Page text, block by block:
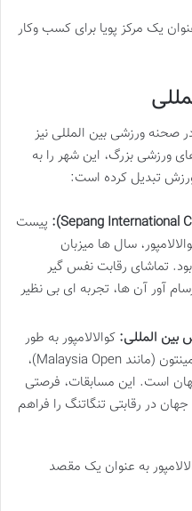
یک مرکز پویا برای کسب وکار
صحنه ورزشی بین المللی نیز
ورزشی بزرگ، این شهر را به
تبدیل کرده است:
پیست
سال ها میزبان
مسابقات هیجان انگیز فرمول ۱ بود. تماشای رقابت نفس گیر
و سرعت سرسام آور آن ها، تجربه ای بی نظیر
بین المللی: کوالالامپور به طور
مرتب میزبان مسابقات بزرگ بدمینتون (مانند Malaysia Open)،
است. این مسابقات، فرصتی
در رقابتی تنگاتنگ را فراهم
به عنوان یک مقصد